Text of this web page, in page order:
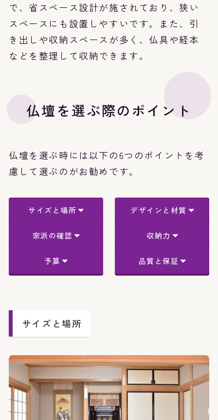
で、省スペース設計が施されており、狭い
スペースにも設置しやすいです。また、引
き出しや収納スペースが多く、仏具や経本
などを整理して収納できます。
仏壇を選ぶ際のポイント
仏壇を選ぶ時には以下の6つのポイントを考
慮して選ぶのがお勧めです。
サイズと場所 デザインと材質
宗派の確認 収納力
予算 品質と保証
サイズと場所